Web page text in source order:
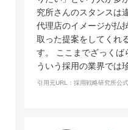
究所さんのスタンスは
代理店のイメージが払
取った提案をしてくれ
す。 ここまでざっくば
ういう採用の業界では
引用元URL：採用戦略研究所公